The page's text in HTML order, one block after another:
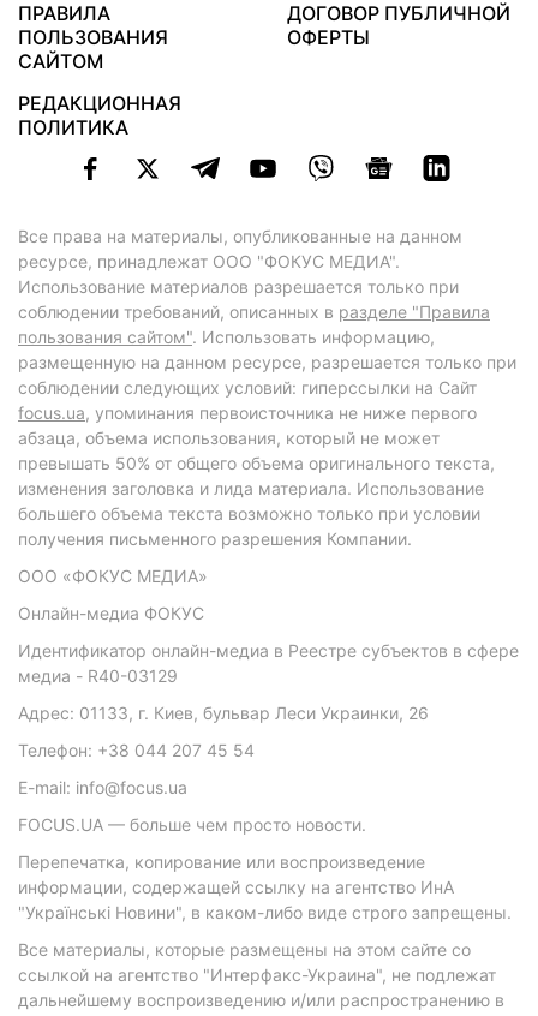
ПРАВИЛА
ПОЛЬЗОВАНИЯ
САЙТОМ
ДОГОВОР ПУБЛИЧНОЙ
ОФЕРТЫ
РЕДАКЦИОННАЯ
ПОЛИТИКА
Все права на материалы, опубликованные на данном
ресурсе, принадлежат ООО "ФОКУС МЕДИА".
Использование материалов разрешается только при
соблюдении требований, описанных в разделе "Правила
пользования сайтом". Использовать информацию,
размещенную на данном ресурсе, разрешается только при
соблюдении следующих условий: гиперссылки на Сайт
focus.ua, упоминания первоисточника не ниже первого
абзаца, объема использования, который не может
превышать 50% от общего объема оригинального текста,
изменения заголовка и лида материала. Использование
большего объема текста возможно только при условии
получения письменного разрешения Компании.
ООО «ФОКУС МЕДИА»
Онлайн-медиа ФОКУС
Идентификатор онлайн-медиа в Реестре субъектов в сфере
медиа - R40-03129
Адрес: 01133, г. Киев, бульвар Леси Украинки, 26
Телефон: +38 044 207 45 54
E-mail: info@focus.ua
FOCUS.UA — больше чем просто новости.
Перепечатка, копирование или воспроизведение
информации, содержащей ссылку на агентство ИнА
"Українські Новини", в каком-либо виде строго запрещены.
Все материалы, которые размещены на этом сайте со
ссылкой на агентство "Интерфакс-Украина", не подлежат
дальнейшему воспроизведению и/или распространению в